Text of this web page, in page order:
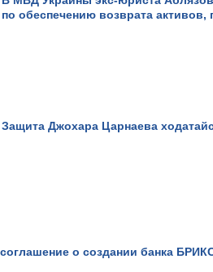
по обеспечению возврата
Защита Джохара Царнаева
о создании банка